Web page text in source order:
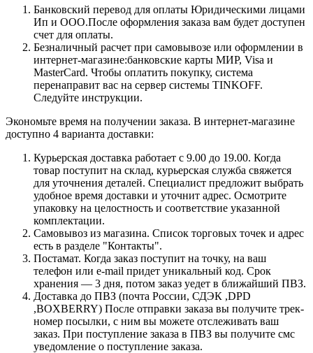
Банковский перевод для оплаты Юридическими лицами
Ип и ООО.После оформления заказа вам будет доступен
счет для оплаты.
Безналичный расчет при самовывозе или оформлении в
интернет-магазине:банковские карты МИР, Visa и
MasterCard. Чтобы оплатить покупку, система
перенаправит вас на сервер системы TINKOFF.
Следуйте инструкции.
Экономьте время на получении заказа. В интернет-магазине
доступно 4 варианта доставки:
Курьерская доставка работает с 9.00 до 19.00. Когда
товар поступит на склад, курьерская служба свяжется
для уточнения деталей. Специалист предложит выбрать
удобное время доставки и уточнит адрес. Осмотрите
упаковку на целостность и соответствие указанной
комплектации.
Самовывоз из магазина. Список торговых точек и адрес
есть в разделе "Контакты".
Постамат. Когда заказ поступит на точку, на ваш
телефон или e-mail придет уникальный код. Срок
хранения — 3 дня, потом заказ уедет в ближайший ПВЗ.
Доставка до ПВЗ (почта России, СДЭК ,DPD
,BOXBERRY) После отправки заказа вы получите трек-
номер посылки, с ним вы можете отслеживать ваш
заказ. При поступление заказа в ПВЗ вы получите смс
уведомление о поступление заказа.